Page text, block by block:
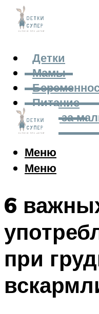
Детки
Мамы
Питание
Уход за
Меню
Меню
6
при